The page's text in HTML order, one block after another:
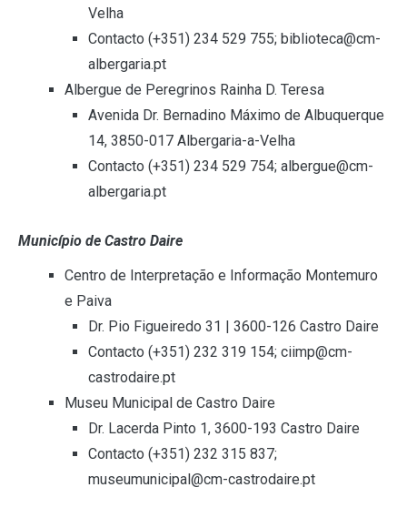
Velha
Contacto (+351) 234 529 755; biblioteca@cm-
albergaria.pt
Albergue de Peregrinos Rainha D. Teresa
Avenida Dr. Bernadino Máximo de Albuquerque
14, 3850-017 Albergaria-a-Velha
Contacto (+351) 234 529 754; albergue@cm-
albergaria.pt
Município de Castro Daire
Centro de Interpretação e Informação Montemuro
e Paiva
Dr. Pio Figueiredo 31 | 3600-126 Castro Daire
Contacto (+351) 232 319 154; ciimp@cm-
castrodaire.pt
Museu Municipal de Castro Daire
Dr. Lacerda Pinto 1, 3600-193 Castro Daire
Contacto (+351) 232 315 837;
museumunicipal@cm-castrodaire.pt